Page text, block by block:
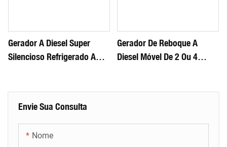
Envie Sua Consulta
Nome
Gerador A Diesel Super
Silencioso Refrigerado A
Gerador De Reboque A
Diesel Móvel De 2 Ou 4